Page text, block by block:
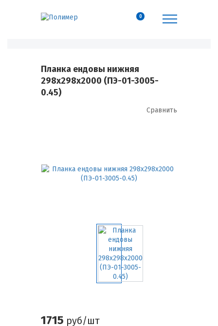
0
Планка ендовы нижняя
298х298х2000 (ПЭ-01-3005-
0.45)
Сравнить
1715 руб/шт